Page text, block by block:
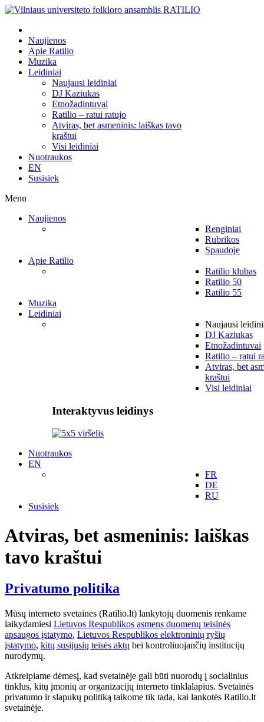
Naujienos
Apie Ratilio
Muzika
Leidiniai
Naujausi leidiniai
DJ Kaziukas
Etnožadintuvai
Ratilio – ratui ratujo
Atviras, bet asmeninis: laiškas tavo
kraštui
Visi leidiniai
Nuotraukos
EN
Susisiek
Menu
Naujienos
Renginiai
Rubrikos
Spaudoje
Apie Ratilio
Ratilio klubas
Ratilio 50
Ratilio 55
Muzika
Leidiniai
Naujausi
DJ Kaziukas
Etnožadintuvai
Ratilio – ratui
Atviras, bet
kraštui
Visi leidiniai
Interaktyvus leidinys
Nuotraukos
EN
FR
DE
RU
Susisiek
Atviras, bet asmeninis: laiškas
tavo kraštui
Privatumo politika
Mūsų interneto svetainės (Ratilio.lt) lankytojų duomenis renkame
laikydamiesi Lietuvos Respublikos asmens duomenų teisinės
apsaugos įstatymo, Lietuvos Respublikos elektroninių ryšių
įstatymo, kitų susijusių teisės aktų bei kontroliuojančių institucijų
nurodymų.
Atkreipiame dėmesį, kad svetainėje gali būti nuorodų į socialinius
tinklus, kitų įmonių ar organizacijų interneto tinklalapius. Svetainės
privatumo ir slapukų politiką taikome tik tada, kai lankotės Ratilio.lt
svetainėje.